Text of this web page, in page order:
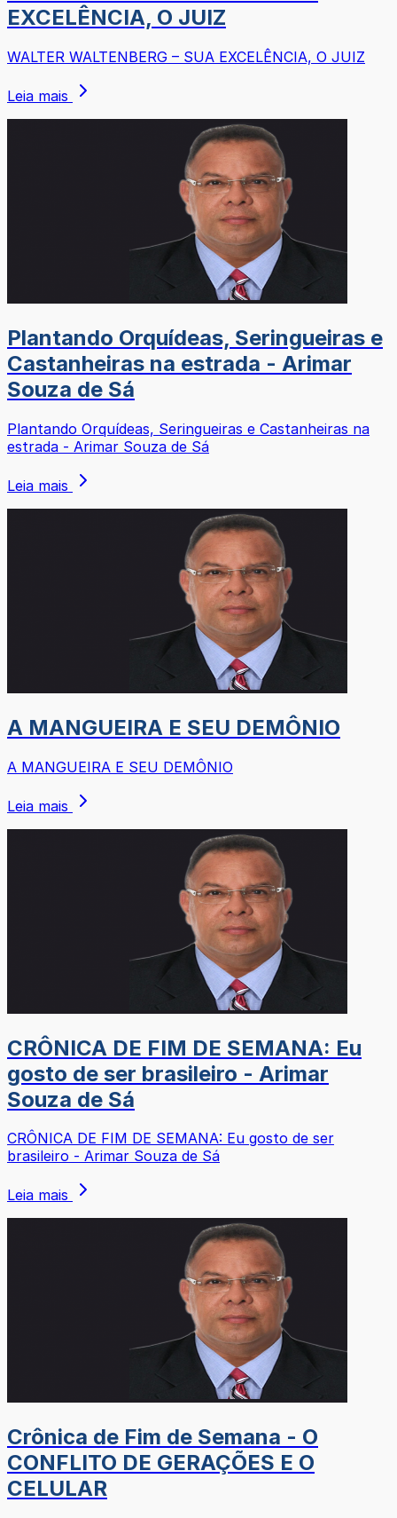
EXCELÊNCIA, O JUIZ
WALTER WALTENBERG – SUA EXCELÊNCIA, O JUIZ
Leia mais
Plantando Orquídeas, Seringueiras e
Castanheiras na estrada - Arimar
Souza de Sá
Plantando Orquídeas, Seringueiras e Castanheiras na
estrada - Arimar Souza de Sá
Leia mais
A MANGUEIRA E SEU DEMÔNIO
A MANGUEIRA E SEU DEMÔNIO
Leia mais
CRÔNICA DE FIM DE SEMANA: Eu
gosto de ser brasileiro - Arimar
Souza de Sá
CRÔNICA DE FIM DE SEMANA: Eu gosto de ser
brasileiro - Arimar Souza de Sá
Leia mais
Crônica de Fim de Semana - O
CONFLITO DE GERAÇÕES E O
CELULAR